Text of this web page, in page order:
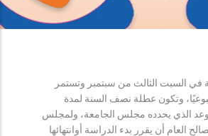
في السبت الثالث من سبتمبر وتستمر
وتكون عطلة نصف السنة لمدة
الذي يحدده مجلس الجامعة، ولمجلس
العام أن يقرر بدء الدراسة أوانتهائها